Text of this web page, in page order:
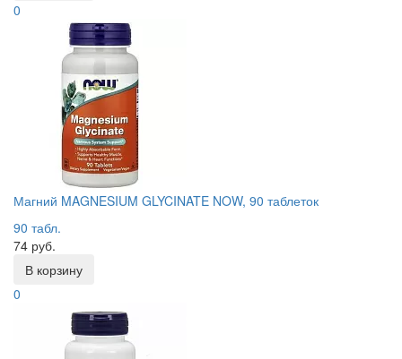
0
Магний MAGNESIUM GLYCINATE NOW, 90 таблеток
90 табл.
74 руб.
В корзину
0